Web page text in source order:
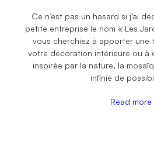
Ce n’est pas un hasard si j’ai
petite entreprise le nom « Les
vous cherchiez à apporter une
votre décoration intérieure ou à
inspirée par la nature, la
infinie de
Read more